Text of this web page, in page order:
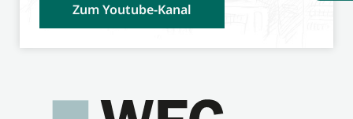
Zum Youtube-Kanal